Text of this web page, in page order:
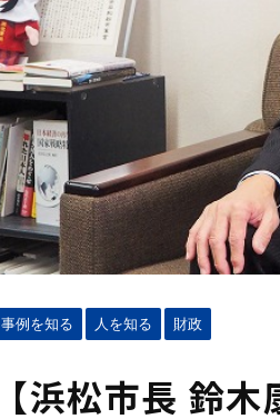
事例を知る
人を知る 財政
【浜松市長 鈴